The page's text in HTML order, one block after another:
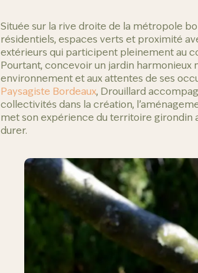
Située sur la rive droite de la métropole
résidentiels, espaces verts et proximité
extérieurs qui participent pleinement au
Pourtant, concevoir un jardin harmonieux
environnement et aux attentes de ses
Paysagiste Bordeaux, Drouillard
collectivités dans la création,
met son expérience du territoire girondin
durer.